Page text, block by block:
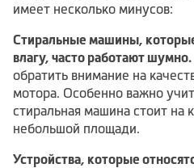
имеет несколько минусов:
Стиральные машины,
влагу, часто работают шумно.
обратить внимание на
мотора. Особенно важно
стиральная машина стоит на
небольшой площади.
Устройства, которые